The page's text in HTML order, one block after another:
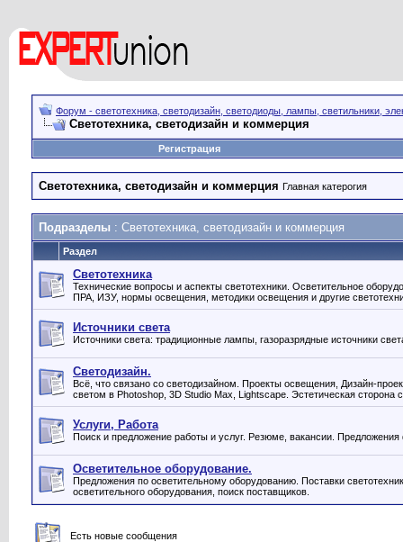
Форум - светотехника, светодизайн, светодиоды, лампы, светильники,
Светотехника, светодизайн и коммерция
Регистрация
Светотехника, светодизайн и коммерция Главная катерогия
Подразделы : Светотехника, светодизайн и коммерция
Раздел
Светотехника
Технические вопросы и аспекты светотехники. Осветительное
ПРА, ИЗУ, нормы освещения, методики освещения и другие
Источники света
Источники света: традиционные лампы, газоразрядные источники
Светодизайн.
Всё, что связано со светодизайном. Проекты освещения, Дизайн-
светом в Photoshop, 3D Studio Max, Lightscape. Эстетическая сторона
Услуги, Работа
Поиск и предложение работы и услуг. Резюме, вакансии.
Осветительное оборудование.
Предложения по осветительному оборудованию. Поставки
осветительного оборудования, поиск поставщиков.
Есть новые сообщения